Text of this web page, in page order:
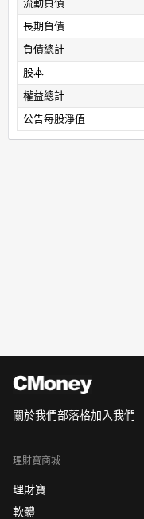
流動負債
長期負債
負債總計
股本
權益總計
公告每股淨值
關於我們部落格加入我們
理財寶商城
理財寶
軟體